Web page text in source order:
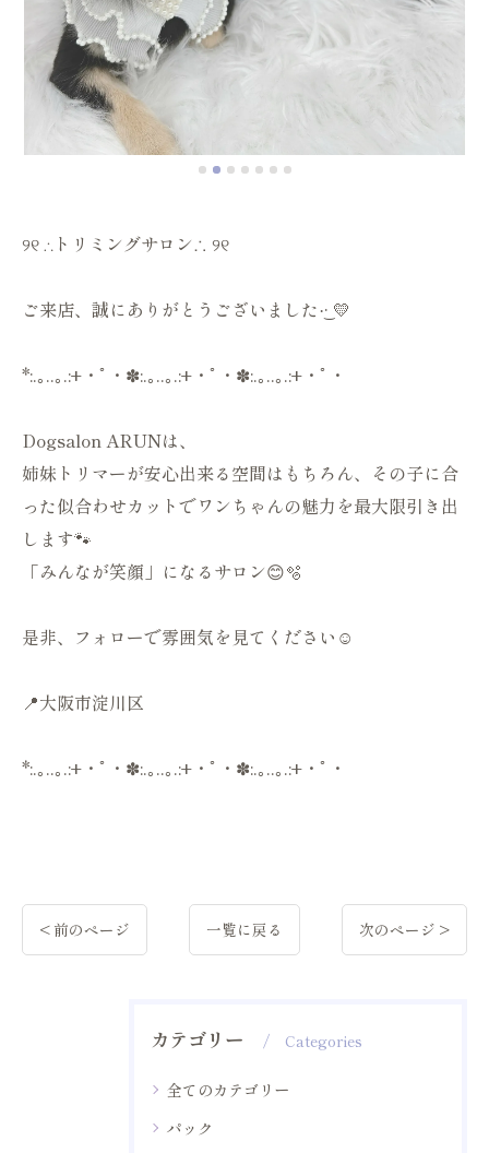
୨୧ ∴トリミングサロン∴ ୨୧
ご来店、誠にありがとうございました‪·͜· 💛
*:.｡..｡.:+・ﾟ・✽:.｡..｡.:+・ﾟ・✽:.｡..｡.:+・ﾟ・
Dogsalon ARUNは、
姉妹トリマーが安心出来る空間はもちろん、その子に合
った似合わせカットでワンちゃんの魅力を最大限引き出
します🐾
「みんなが笑顔」になるサロン😊🫧
是非、フォローで雰囲気を見てください☺️
📍大阪市淀川区
*:.｡..｡.:+・ﾟ・✽:.｡..｡.:+・ﾟ・✽:.｡..｡.:+・ﾟ・
< 前のページ 一覧に戻る 次のページ >
カテゴリー Categories
全てのカテゴリー
パック